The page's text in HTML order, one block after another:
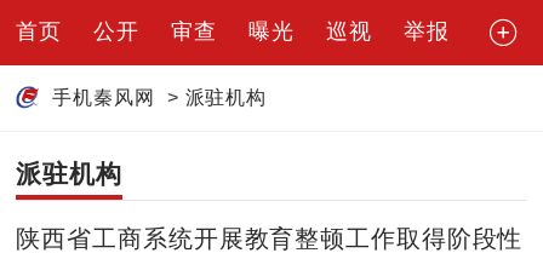
首页 公开 审查 曝光 巡视 举报
手机秦风网 > 派驻机构
派驻机构
陕西省工商系统开展教育整顿工作取得阶段性